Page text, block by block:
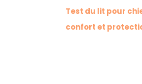
Test du lit pour
confort et